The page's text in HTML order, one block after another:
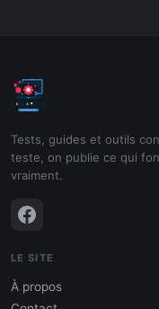
Tests, guides et outils
teste, on publie ce qui
vraiment.
LE SITE
À propos